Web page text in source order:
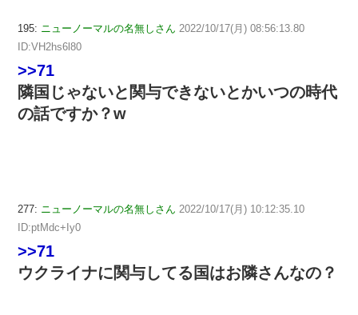
195: ニューノーマルの名無しさん 2022/10/17(月) 08:56:13.80
ID:VH2hs6l80
>>71
隣国じゃないと関与できないとかいつの時代
の話ですか？w
277: ニューノーマルの名無しさん 2022/10/17(月) 10:12:35.10
ID:ptMdc+Iy0
>>71
ウクライナに関与してる国はお隣さんなの？